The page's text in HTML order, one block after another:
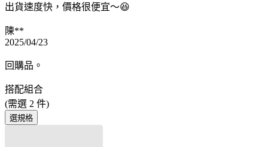
出貨速度快，價格很便宜～😆
陳**
2025/04/23
回購品。
搭配組合
(需選 2 件)
選規格